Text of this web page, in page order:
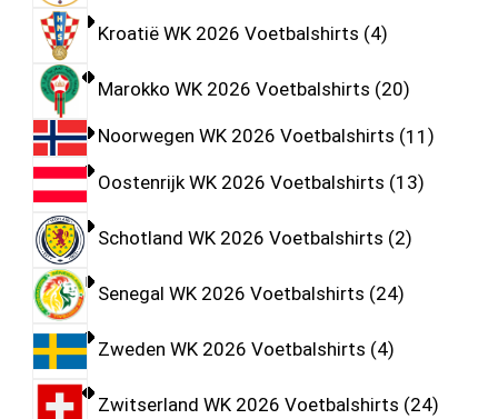
Kroatië WK 2026 Voetbalshirts 4
Marokko WK 2026 Voetbalshirts 20
Noorwegen WK 2026 Voetbalshirts 11
Oostenrijk WK 2026 Voetbalshirts 13
Schotland WK 2026 Voetbalshirts 2
Senegal WK 2026 Voetbalshirts 24
Zweden WK 2026 Voetbalshirts 4
Zwitserland WK 2026 Voetbalshirts 24